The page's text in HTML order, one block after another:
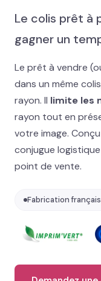
Présentoir sol
Signalétique et
Stand
Packaging et
Solutions métiers
Réalisations
Blog
02 78 77 53 93
Le colis prêt à
gagner un
Le prêt à vendre
dans un même
rayon. Il limite les
rayon tout en
votre image.
conjugue
point de vente.
Fabrication